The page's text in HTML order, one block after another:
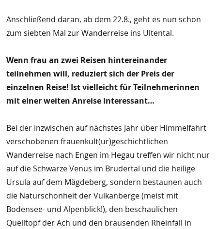
Anschließend daran, ab dem 22.8., geht es nun schon
zum siebten Mal zur Wanderreise ins Ultental.
Wenn frau an zwei Reisen hintereinander
teilnehmen will, reduziert sich der Preis der
einzelnen Reise! Ist vielleicht für Teilnehmerinnen
mit einer weiten Anreise interessant…
Bei der inzwischen auf nächstes Jahr über Himmelfahrt
verschobenen frauenkult(ur)geschichtlichen
Wanderreise nach Engen im Hegau treffen wir nicht nur
auf die Schwarze Venus im Brudertal und die heilige
Ursula auf dem Mägdeberg, sondern bestaunen auch
die Naturschönheit der Vulkanberge (meist mit
Bodensee- und Alpenblick!), den beschaulichen
Quelltopf der Ach und den brausenden Rheinfall in